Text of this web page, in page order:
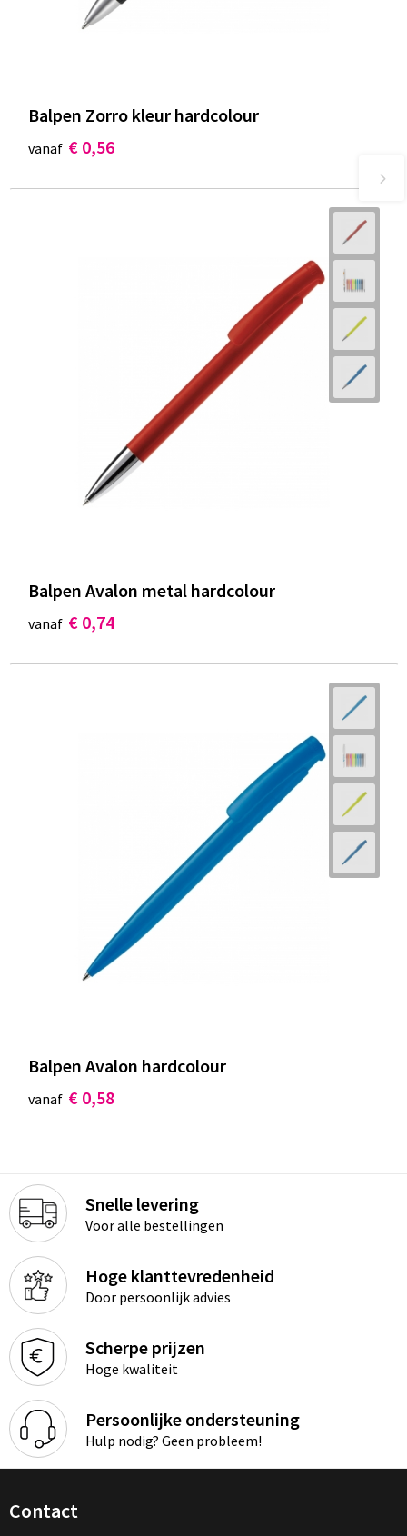
Balpen Zorro kleur hardcolour
vanaf € 0,56
Balpen Avalon metal hardcolour
vanaf € 0,74
Balpen Avalon hardcolour
vanaf € 0,58
Snelle levering
Voor alle bestellingen
Hoge klanttevredenheid
Door persoonlijk advies
Scherpe prijzen
Hoge kwaliteit
Persoonlijke ondersteuning
Hulp nodig? Geen probleem!
Contact